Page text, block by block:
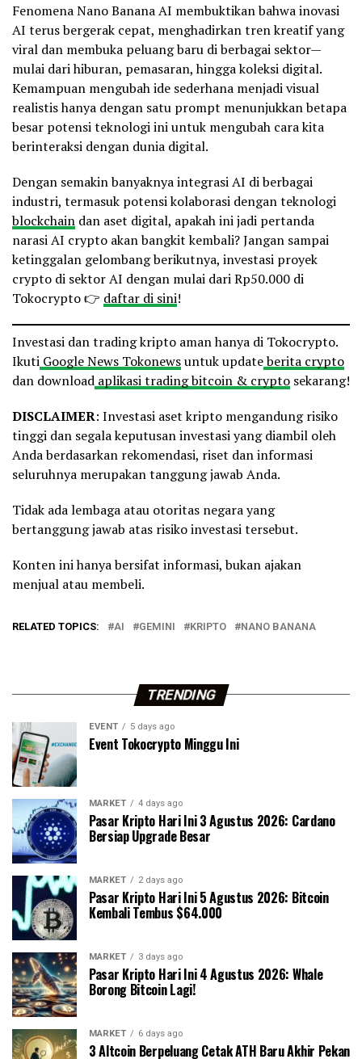
Fenomena Nano Banana AI membuktikan bahwa inovasi
AI terus bergerak cepat, menghadirkan tren kreatif yang
viral dan membuka peluang baru di berbagai sektor—
mulai dari hiburan, pemasaran, hingga koleksi digital.
Kemampuan mengubah ide sederhana menjadi visual
realistis hanya dengan satu prompt menunjukkan betapa
besar potensi teknologi ini untuk mengubah cara kita
berinteraksi dengan dunia digital.
Dengan semakin banyaknya integrasi AI di berbagai
industri, termasuk potensi kolaborasi dengan teknologi
blockchain dan aset digital, apakah ini jadi pertanda
narasi AI crypto akan bangkit kembali? Jangan sampai
ketinggalan gelombang berikutnya, investasi proyek
crypto di sektor AI dengan mulai dari Rp50.000 di
Tokocrypto 👉 daftar di sini!
Investasi dan trading kripto aman hanya di Tokocrypto.
Ikuti Google News Tokonewsuntuk updateberita crypto
dan download aplikasi trading bitcoin & crypto sekarang!
DISCLAIMER: Investasi aset kripto mengandung risiko
tinggi dan segala keputusan investasi yang diambil oleh
Anda berdasarkan rekomendasi, riset dan informasi
seluruhnya merupakan tanggung jawab Anda.
Tidak ada lembaga atau otoritas negara yang
bertanggung jawab atas risiko investasi tersebut.
Konten ini hanya bersifat informasi, bukan ajakan
menjual atau membeli.
RELATED TOPICS: AI GEMINI KRIPTO NANO BANANA
TRENDING
EVENT 5 days ago
Event Tokocrypto Minggu Ini
MARKET 4 days ago
Pasar Kripto Hari Ini 3 Agustus 2026: Cardano
Bersiap Upgrade Besar
MARKET 2 days ago
Pasar Kripto Hari Ini 5 Agustus 2026: Bitcoin
Kembali Tembus $64.000
MARKET 3 days ago
Pasar Kripto Hari Ini 4 Agustus 2026: Whale
Borong Bitcoin Lagi!
MARKET 6 days ago
3 Altcoin Berpeluang Cetak ATH Baru Akhir Pekan